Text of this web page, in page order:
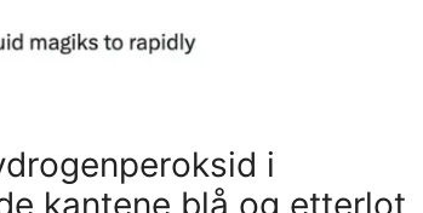
i
kantene blå og etterlot